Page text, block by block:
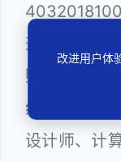
兼任深圳市
购评审专家
统公职律师
设计师、计
改进用户体